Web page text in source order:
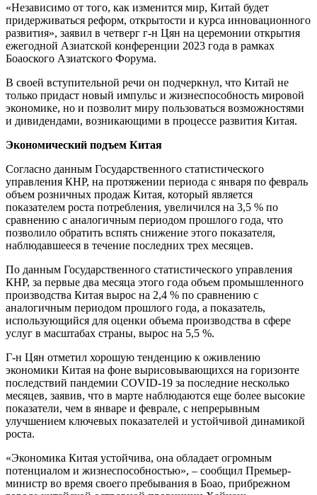
«Независимо от того, как изменится мир, Китай будет
придерживаться реформ, открытости и курса инновационного
развития», заявил в четверг г-н Цян на церемонии открытия
ежегодной Азиатской конференции 2023 года в рамках
Боаоского Азиатского Форума.
В своей вступительной речи он подчеркнул, что Китай не
только придаст новый импульс и жизнеспособность мировой
экономике, но и позволит миру пользоваться возможностями
и дивидендами, возникающими в процессе развития Китая.
Экономический подъем Китая
Согласно данным Государственного статистического
управления КНР, на протяжении периода с января по февраль
объем розничных продаж Китая, который является
показателем роста потребления, увеличился на 3,5 % по
сравнению с аналогичным периодом прошлого года, что
позволило обратить вспять снижение этого показателя,
наблюдавшееся в течение последних трех месяцев.
По данным Государственного статистического управления
КНР, за первые два месяца этого года объем промышленного
производства Китая вырос на 2,4 % по сравнению с
аналогичным периодом прошлого года, а показатель,
использующийся для оценки объема производства в сфере
услуг в масштабах страны, вырос на 5,5 %.
Г-н Цян отметил хорошую тенденцию к оживлению
экономики Китая на фоне вырисовывающихся на горизонте
последствий пандемии COVID-19 за последние несколько
месяцев, заявив, что в марте наблюдаются еще более высокие
показатели, чем в январе и феврале, с непрерывным
улучшением ключевых показателей и устойчивой динамикой
роста.
«Экономика Китая устойчива, она обладает огромным
потенциалом и жизнеспособностью», – сообщил Премьер-
министр во время своего пребывания в Боао, прибрежном